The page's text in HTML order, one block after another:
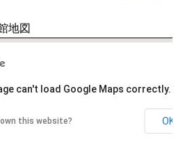
地図
can't load Google Maps correctly.
own this website? OK